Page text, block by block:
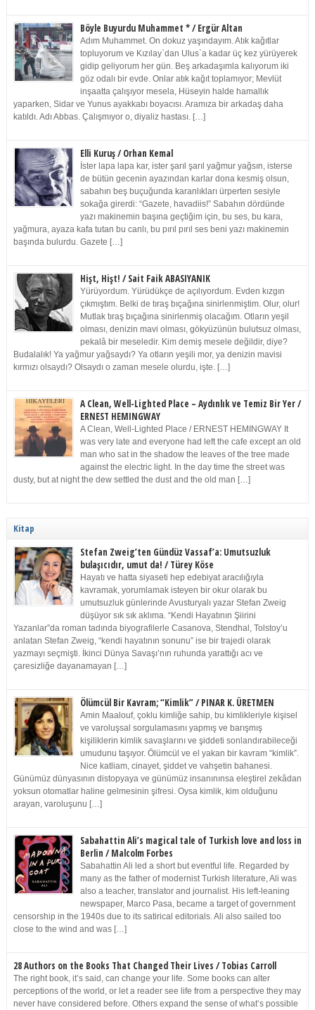
Böyle Buyurdu Muhammet * / Ergür Altan
Adım Muhammet. On dokuz yaşındayım. Atık kağıtlar
topluyorum ve Kızılay`dan Ulus`a kadar üç kez yürüyerek
gidip geliyorum her gün. Beş arkadaşımla kalıyorum iki
göz odalı bir evde. Onlar atık kağıt toplamıyor; Mevlüt
inşaatta çalışıyor mesela, Hüseyin halde hamallık
yaparken, Sidar ve Yunus ayakkabı boyacısı. Aramıza bir arkadaş daha
katıldı. Adı Abbas. Çalışmıyor o, diyaliz hastası. […]
Elli Kuruş / Orhan Kemal
İster lapa lapa kar, ister şarıl şarıl yağmur yağsın, isterse
de bütün gecenin ayazından karlar dona kesmiş olsun,
sabahın beş buçuğunda karanlıkları ürperten sesiyle
sokağa girerdi: “Gazete, havadiis!” Sabahın dördünde
yazı makinemin başına geçtiğim için, bu ses, bu kara,
yağmura, ayaza kafa tutan bu canlı, bu pırıl pırıl ses beni yazı makinemin
başında bulurdu. Gazete […]
Hişt, Hişt! / Sait Faik ABASIYANIK
Yürüyordum. Yürüdükçe de açılıyordum. Evden kızgın
çıkmıştım. Belki de tıraş bıçağına sinirlenmiştim. Olur, olur!
Mutlak tıraş bıçağına sinirlenmiş olacağım. Otların yeşil
olması, denizin mavi olması, gökyüzünün bulutsuz olması,
pekalâ bir meseledir. Kim demiş mesele değildir, diye?
Budalalık! Ya yağmur yağsaydı? Ya otların yeşili mor, ya denizin mavisi
kırmızı olsaydı? Olsaydı o zaman mesele olurdu, işte. […]
A Clean, Well-Lighted Place – Aydınlık ve Temiz Bir Yer /
ERNEST HEMINGWAY
A Clean, Well-Lighted Place / ERNEST HEMINGWAY It
was very late and everyone had left the cafe except an old
man who sat in the shadow the leaves of the tree made
against the electric light. In the day time the street was
dusty, but at night the dew settled the dust and the old man […]
Kitap
Stefan Zweig’ten Gündüz Vassaf’a: Umutsuzluk
bulaşıcıdır, umut da! / Türey Köse
Hayatı ve hatta siyaseti hep edebiyat aracılığıyla
kavramak, yorumlamak isteyen bir okur olarak bu
umutsuzluk günlerinde Avusturyalı yazar Stefan Zweig
düşüyor sık sık aklıma. “Kendi Hayatının Şiirini
Yazanlar”da roman tadında biyografilerle Casanova, Stendhal, Tolstoy’u
anlatan Stefan Zweig, “kendi hayatının sonunu” ise bir trajedi olarak
yazmayı seçmişti. İkinci Dünya Savaşı’nın ruhunda yarattığı acı ve
çaresizliğe dayanamayan […]
Ölümcül Bir Kavram; “Kimlik” / PINAR K. ÜRETMEN
Amin Maalouf, çoklu kimliğe sahip, bu kimlikleriyle kişisel
ve varoluşsal sorgulamasını yapmış ve barışmış
kişiliklerin kimlik savaşlarını ve şiddeti sonlandırabileceği
umudunu taşıyor. Ölümcül ve el yakan bir kavram “kimlik”.
Nice katliam, cinayet, şiddet ve vahşetin bahanesi.
Günümüz dünyasının distopyaya ve günümüz insanınınsa eleştirel zekâdan
yoksun otomatlar haline gelmesinin şifresi. Oysa kimlik, kim olduğunu
arayan, varoluşunu […]
Sabahattin Ali’s magical tale of Turkish love and loss in
Berlin / Malcolm Forbes
Sabahattin Ali led a short but eventful life. Regarded by
many as the father of modernist Turkish literature, Ali was
also a teacher, translator and journalist. His left-leaning
newspaper, Marco Pasa, became a target of government
censorship in the 1940s due to its satirical editorials. Ali also sailed too
close to the wind and was […]
28 Authors on the Books That Changed Their Lives / Tobias Carroll
The right book, it’s said, can change your life. Some books can alter
perceptions of the world, or let a reader see life from a perspective they may
never have considered before. Others expand the sense of what’s possible